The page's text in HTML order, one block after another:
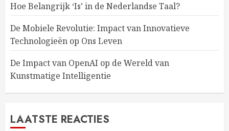
Hoe Belangrijk ‘Is’ in de Nederlandse Taal?
De Mobiele Revolutie: Impact van Innovatieve
Technologieën op Ons Leven
De Impact van OpenAI op de Wereld van
Kunstmatige Intelligentie
LAATSTE REACTIES